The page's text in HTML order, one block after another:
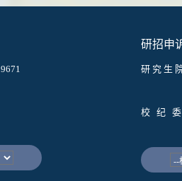
研招申
研 究 生
校 纪 委